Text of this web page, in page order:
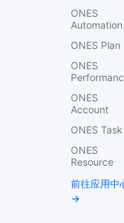
ONES
Automation
ONES Plan
ONES
ONES
Account
ONES Task
ONES
Resource
前往应用中
→